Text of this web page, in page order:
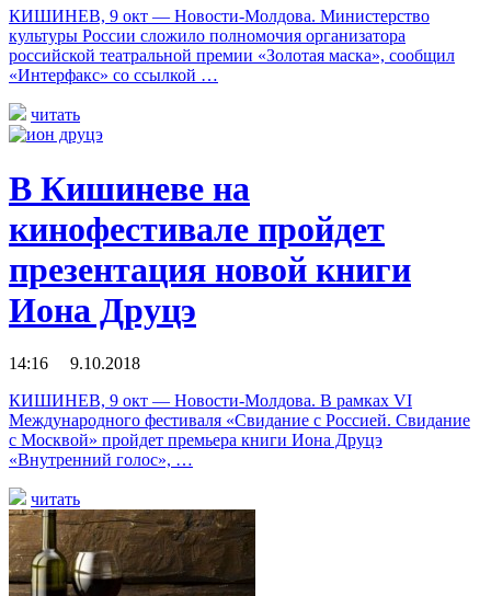
КИШИНЕВ, 9 окт — Новости-Молдова. Министерство
культуры России сложило полномочия организатора
российской театральной премии «Золотая маска», сообщил
«Интерфакс» со ссылкой …
читать
В Кишиневе на
кинофестивале пройдет
презентация новой книги
Иона Друцэ
14:16 9.10.2018
КИШИНЕВ, 9 окт — Новости-Молдова. В рамках VI
Международного фестиваля «Свидание с Россией. Свидание
с Москвой» пройдет премьера книги Иона Друцэ
«Внутренний голос», …
читать